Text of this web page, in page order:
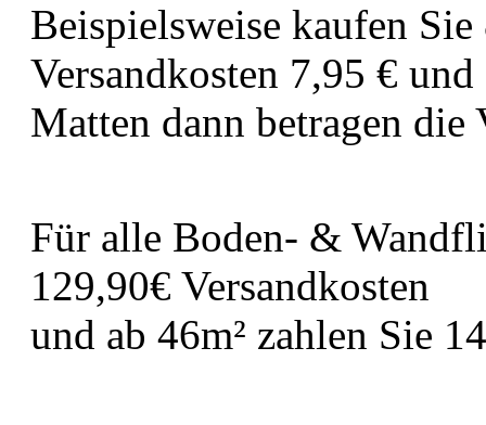
Beispielsweise kaufen
Versandkosten 7,95 €
Matten dann betragen die
Für alle Boden- &
129,90€ Versandkosten
und ab 46m² zahlen Sie